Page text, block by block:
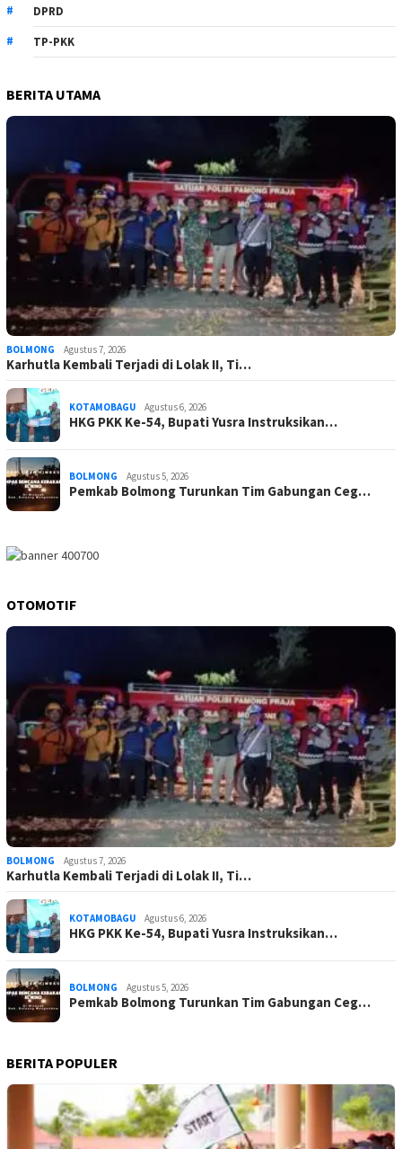
DPRD
TP-PKK
BERITA UTAMA
BOLMONG Agustus 7, 2026
Karhutla Kembali Terjadi di Lolak II, Ti…
KOTAMOBAGU Agustus 6, 2026
HKG PKK Ke-54, Bupati Yusra Instruksikan…
BOLMONG Agustus 5, 2026
Pemkab Bolmong Turunkan Tim Gabungan Ceg…
OTOMOTIF
BOLMONG Agustus 7, 2026
Karhutla Kembali Terjadi di Lolak II, Ti…
KOTAMOBAGU Agustus 6, 2026
HKG PKK Ke-54, Bupati Yusra Instruksikan…
BOLMONG Agustus 5, 2026
Pemkab Bolmong Turunkan Tim Gabungan Ceg…
BERITA POPULER